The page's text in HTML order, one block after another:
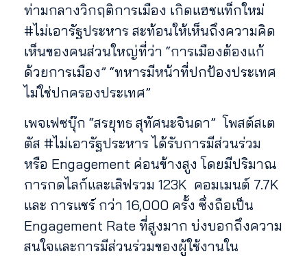
ท่ามกลางวิกฤติการเมือง เกิดแฮชแท็กใหม่
#ไม่เอารัฐประหาร สะท้อนให้เห็นถึงความคิด
เห็นของคนส่วนใหญ่ที่ว่า “การเมืองต้องแก้
ด้วยการเมือง” “ทหารมีหน้าที่ปกป้องประเทศ
ไม่ใช่ปกครองประเทศ”
เพจเฟซบุ๊ก “สรยุทธ สุทัศนะจินดา” โพสต์สเต
ตัส #ไม่เอารัฐประหาร ได้รับการมีส่วนร่วม
หรือ Engagement ค่อนข้างสูง โดยมีปริมาณ
การกดไลก์และเลิฟรวม 123K คอมเมนต์ 7.7K
และ การแชร์ กว่า 16,000 ครั้ง ซึ่งถือเป็น
Engagement Rate ที่สูงมาก บ่งบอกถึงความ
สนใจและการมีส่วนร่วมของผู้ใช้งานใน